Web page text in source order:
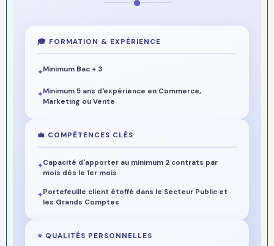
🎓 FORMATION & EXPÉRIENCE
✦Minimum Bac + 3
✦Minimum 5 ans d'expérience en Commerce,
Marketing ou Vente
💼 COMPÉTENCES CLÉS
✦Capacité d'apporter au minimum 2 contrats par
mois dès le 1er mois
✦Portefeuille client étoffé dans le Secteur Public et
les Grands Comptes
⭐ QUALITÉS PERSONNELLES